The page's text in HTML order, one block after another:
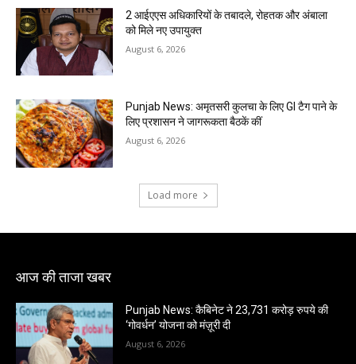
2 आईएएस अधिकारियों के तबादले, रोहतक और अंबाला
को मिले नए उपायुक्त
August 6, 2026
Punjab News: अमृतसरी कुलचा के लिए GI टैग पाने के
लिए प्रशासन ने जागरूकता बैठकें कीं
August 6, 2026
Load more
आज की ताजा खबर
Punjab News: कैबिनेट ने 23,731 करोड़ रुपये की
‘गोवर्धन’ योजना को मंज़ूरी दी
August 6, 2026